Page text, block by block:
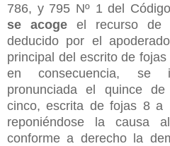
786, y 795 Nº 1 del
se acogeel recurso de
deducido por el
principal del escrito de
en consecuencia, se
pronunciada el quince
cinco, escrita de fojas 8 a
reponiéndose la causa
conforme a derecho la